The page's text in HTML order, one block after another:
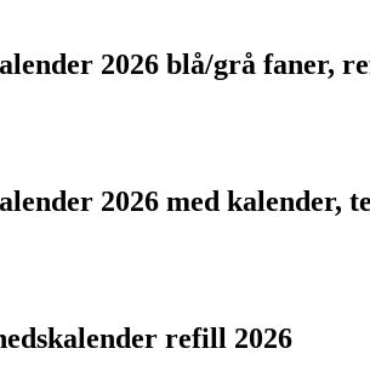
2026 blå/grå faner,
2026 med kalender,
refill 2026